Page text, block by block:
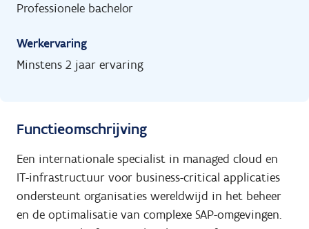
Professionele bachelor
Werkervaring
Minstens 2 jaar ervaring
Functieomschrijving
Een internationale specialist in managed cloud en
IT-infrastructuur voor business-critical applicaties
ondersteunt organisaties wereldwijd in het beheer
en de optimalisatie van complexe SAP-omgevingen.